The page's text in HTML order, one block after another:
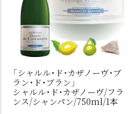
「シャルル・ド・カザノーヴ・ブ
ラン・ド・ブラン」
シャルル・ド・カザノーヴ/フラ
ンス/シャンパン/750ml/1本